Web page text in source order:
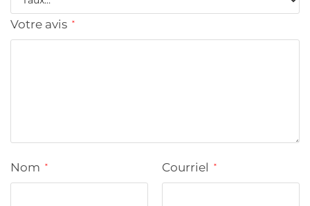
Votre avis *
Nom * Courriel *